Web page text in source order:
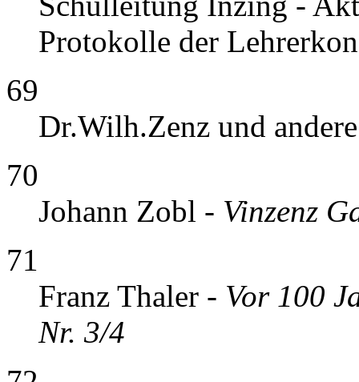
Protokolle der
69
Dr.Wilh.Zenz und
70
Johann Zobl - Vinzenz
71
Franz Thaler - Vor 100
Nr. 3/4